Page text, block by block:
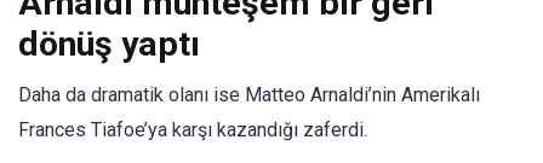
dönüş yaptı
Daha da dramatik olanı ise Matteo Arnaldi’nin Amerikalı
Frances Tiafoe’ya karşı kazandığı zaferdi.